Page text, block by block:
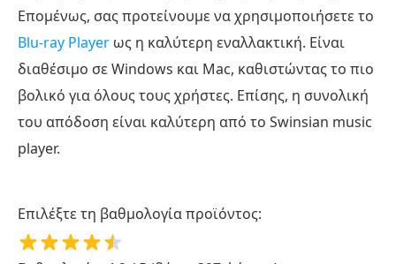
Επομένως, σας προτείνουμε να χρησιμοποιήσετε το
Blu-ray Player ως η καλύτερη εναλλακτική. Είναι
διαθέσιμο σε Windows και Mac, καθιστώντας το πιο
βολικό για όλους τους χρήστες. Επίσης, η συνολική
του απόδοση είναι καλύτερη από το Swinsian music
player.
Επιλέξτε τη βαθμολογία προϊόντος: